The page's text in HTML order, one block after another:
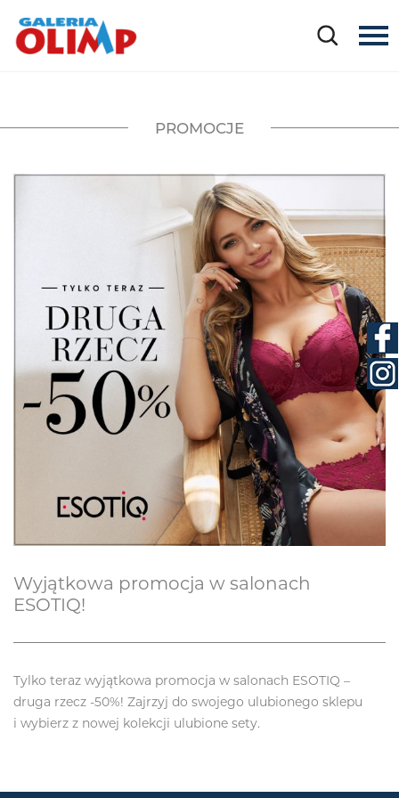
PROMOCJE
Wyjątkowa promocja w salonach
ESOTIQ!
Tylko teraz wyjątkowa promocja w salonach ESOTIQ –
druga rzecz -50%! Zajrzyj do swojego ulubionego sklepu
i wybierz z nowej kolekcji ulubione sety.